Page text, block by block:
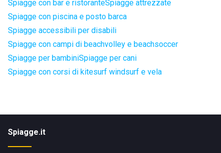
Spiagge con bar e ristoranteSpiagge attrezzate
Spiagge con piscina e posto barca
Spiagge accessibili per disabili
Spiagge con campi di beachvolley e beachsoccer
Spiagge per bambiniSpiagge per cani
Spiagge con corsi di kitesurf windsurf e vela
Spiagge.it